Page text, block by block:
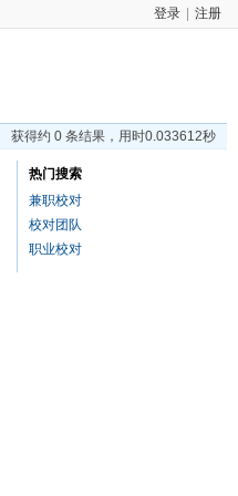
登录 注册
获得约 0 条结果，用时0.033612秒
热门搜索
兼职校对
校对团队
职业校对